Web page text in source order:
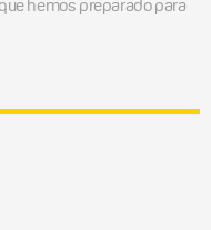
hemos preparado para